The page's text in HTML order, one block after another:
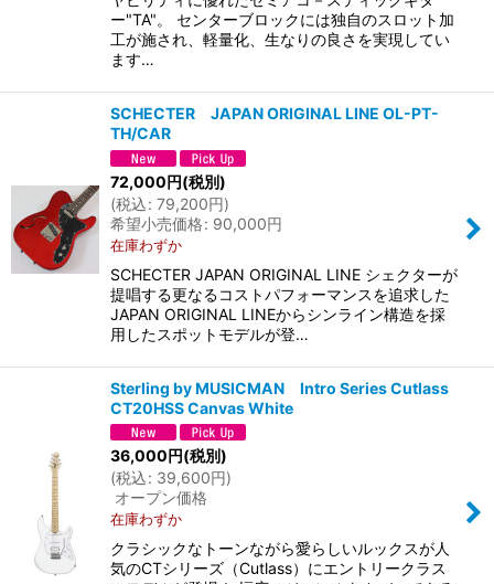
ー"TA"。 センターブロックには独自のスロット加
工が施され、軽量化、生なりの良さを実現してい
ます…
SCHECTER JAPAN ORIGINAL LINE OL-PT-
TH/CAR
72,000円(税別)
(税込: 79,200円)
希望小売価格: 90,000円
在庫わずか
SCHECTER JAPAN ORIGINAL LINE シェクターが
提唱する更なるコストパフォーマンスを追求した
JAPAN ORIGINAL LINEからシンライン構造を採
用したスポットモデルが登…
Sterling by MUSICMAN Intro Series Cutlass
CT20HSS Canvas White
36,000円(税別)
(税込: 39,600円)
オープン価格
在庫わずか
クラシックなトーンながら愛らしいルックスが人
気のCTシリーズ（Cutlass）にエントリークラス